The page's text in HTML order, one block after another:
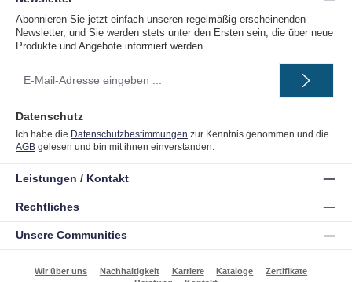
Abonnieren Sie jetzt einfach unseren regelmäßig erscheinenden
Newsletter, und Sie werden stets unter den Ersten sein, die über neue
Produkte und Angebote informiert werden.
Mail-
Datenschutz
Ich habe die Datenschutzbestimmungen zur Kenntnis genommen und die
AGB gelesen und bin mit ihnen einverstanden.
Unsere Communities
Leistungen / Kontakt
Rechtliches
Wir über uns Nachhaltigkeit Karriere Kataloge
Zertifikate